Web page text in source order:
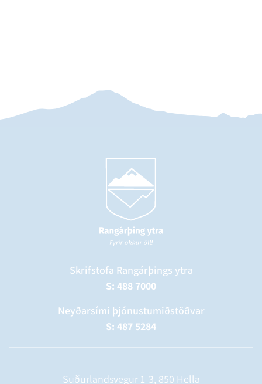
Skrifstofa Rangárþings ytra
S: 488 7000
Neyðarsími þjónustumiðstöðvar
S: 487 5284
Suðurlandsvegur 1-3, 850 Hella